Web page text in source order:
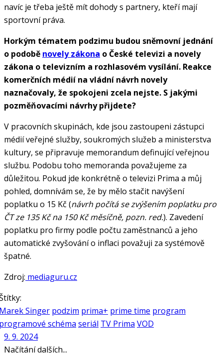
navíc je třeba ještě mít dohody s partnery, kteří mají
sportovní práva.
Horkým tématem podzimu budou sněmovní jednání
o podobě novely zákona o České televizi a novely
zákona o televizním a rozhlasovém vysílání. Reakce
komerčních médií na vládní návrh novely
naznačovaly, že spokojeni zcela nejste. S jakými
pozměňovacími návrhy přijdete?
V pracovních skupinách, kde jsou zastoupeni zástupci
médií veřejné služby, soukromých služeb a ministerstva
kultury, se připravuje memorandum definující veřejnou
službu. Podobu toho memoranda považujeme za
důležitou. Pokud jde konkrétně o televizi Prima a můj
pohled, domnívám se, že by mělo stačit navýšení
poplatku o 15 Kč (návrh počítá se zvýšením poplatku pro
ČT ze 135 Kč na 150 Kč měsíčně, pozn. red.). Zavedení
poplatku pro firmy podle počtu zaměstnanců a jeho
automatické zvyšování o inflaci považuji za systémově
špatné.
Zdroj: mediaguru.cz
Singer podzim prima+ prime time program
schéma seriál TV Prima VOD
9. 9. 2024
Načítání dalších...